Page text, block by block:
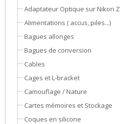
Adaptateur Optique sur Nikon Z
Alimentations ( accus, piles...)
Bagues allonges
Bagues de conversion
Cables
Cages et L-bracket
Camouflage / Nature
Cartes mémoires et Stockage
Coques en silicone